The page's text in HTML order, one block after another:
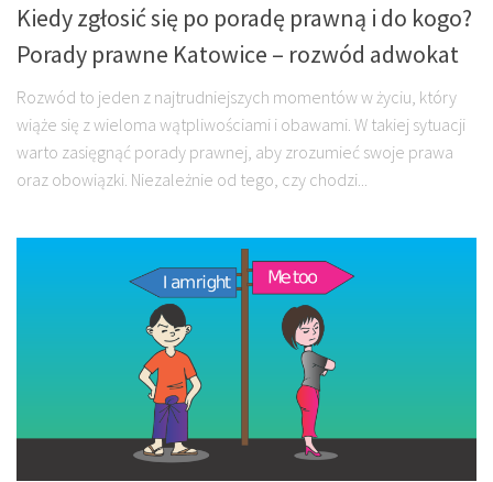
Kiedy zgłosić się po poradę prawną i do kogo?
Porady prawne Katowice – rozwód adwokat
Rozwód to jeden z najtrudniejszych momentów w życiu, który
wiąże się z wieloma wątpliwościami i obawami. W takiej sytuacji
warto zasięgnąć porady prawnej, aby zrozumieć swoje prawa
oraz obowiązki. Niezależnie od tego, czy chodzi...